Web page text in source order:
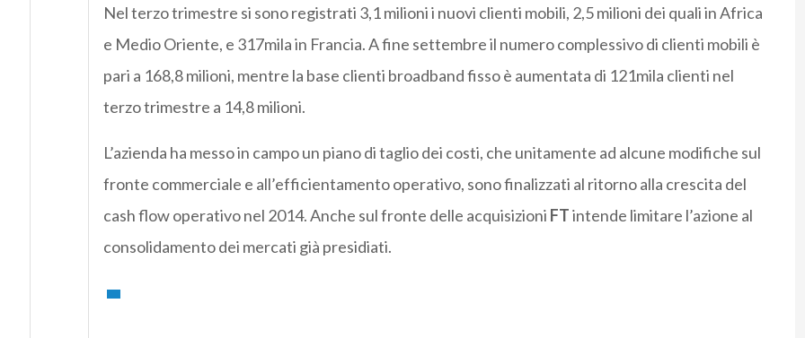
Nel terzo trimestre si sono registrati 3,1 milioni i nuovi clienti mobili, 2,5 milioni dei quali in Africa
e Medio Oriente, e 317mila in Francia. A fine settembre il numero complessivo di clienti mobili è
pari a 168,8 milioni, mentre la base clienti broadband fisso è aumentata di 121mila clienti nel
terzo trimestre a 14,8 milioni.
L’azienda ha messo in campo un piano di taglio dei costi, che unitamente ad alcune modifiche sul
fronte commerciale e all’efficientamento operativo, sono finalizzati al ritorno alla crescita del
cash flow operativo nel 2014. Anche sul fronte delle acquisizioni FTintende limitare l’azione al
consolidamento dei mercati già presidiati.